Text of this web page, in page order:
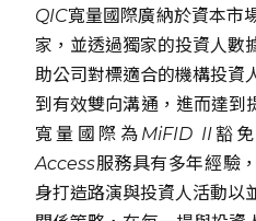
QIC寬量國際廣納於資本市
家，並透過獨家的投資人數
助公司對標適合的機構投資
到有效雙向溝通，進而達到
寬量國際為MiFID II豁
Access服務具有多年經驗
身打造路演與投資人活動以